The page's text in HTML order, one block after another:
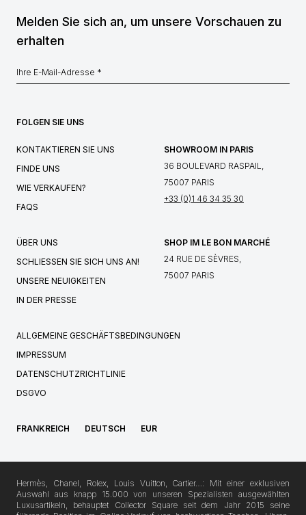
Melden Sie sich an, um unsere Vorschauen zu
erhalten
FOLGEN SIE UNS
KONTAKTIEREN SIE UNS
FINDE UNS
WIE VERKAUFEN?
FAQS
SHOWROOM IN PARIS
36 BOULEVARD RASPAIL,
75007 PARIS
+33 (0)1 46 34 35 30
ÜBER UNS
SCHLIESSEN SIE SICH UNS AN!
UNSERE NEUIGKEITEN
IN DER PRESSE
SHOP IM LE BON MARCHÉ
24 RUE DE SÈVRES,
75007 PARIS
ALLGEMEINE GESCHÄFTSBEDINGUNGEN
IMPRESSUM
DATENSCHUTZRICHTLINIE
DSGVO
FRANKREICH DEUTSCH EUR
Hermès, Chanel, Rolex, Louis Vuitton, Cartier…: Mit einer exklusiven
Auswahl aus knapp 15.000 von unseren Spezialisten ausgewählten
Luxusartikeln, behauptet Collector Square seit dem Jahr 2015 seine